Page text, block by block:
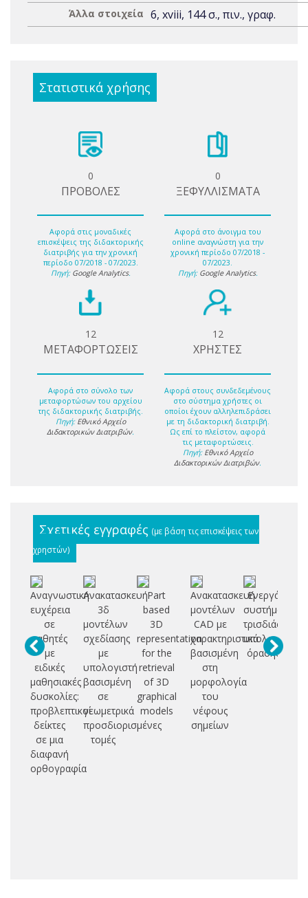
Άλλα στοιχεία 6, xviii, 144 σ., πιν., γραφ.
Στατιστικά χρήσης
0
ΠΡΟΒΟΛΕΣ
Αφορά στις μοναδικές
επισκέψεις της διδακτορικής
διατριβής για την χρονική
περίοδο 07/2018 - 07/2023.
Πηγή: Google Analytics.
0
ΞΕΦΥΛΛΙΣΜΑΤΑ
Αφορά στο άνοιγμα του
online αναγνώστη για την
χρονική περίοδο 07/2018 -
07/2023.
Πηγή: Google Analytics.
12
ΜΕΤΑΦΟΡΤΩΣΕΙΣ
Αφορά στο σύνολο των
μεταφορτώσων του αρχείου
της διδακτορικής διατριβής.
Πηγή: Εθνικό Αρχείο
Διδακτορικών Διατριβών.
12
ΧΡΗΣΤΕΣ
Αφορά στους συνδεδεμένους
στο σύστημα χρήστες οι
οποίοι έχουν αλληλεπιδράσει
με τη διδακτορική διατριβή.
Ως επί το πλείστον, αφορά
τις μεταφορτώσεις.
Πηγή: Εθνικό Αρχείο
Διδακτορικών Διατριβών.
Σχετικές εγγραφές (με βάση τις επισκέψεις των
χρηστών)
Αναγνωστική
ευχέρεια
σε
μαθητές
με
ειδικές
μαθησιακές
δυσκολίες:
προβλεπτικοί
δείκτες
σε μια
διαφανή
ορθογραφία
Ανακατασκευή
3δ
μοντέλων
σχεδίασης
με
υπολογιστή
βασισμένη
σε
γεωμετρικά
προσδιορισμένες
τομές
Part
based
3D
representation
for the
retrieval
of 3D
graphical
models
Ανακατασκευή
μοντέλων
CAD με
χαρακτηριστικά
βασισμένη
στη
μορφολογία
του
νέφους
σημείων
Ενεργά
συστήματα
τρισδιάστατης
όρασης